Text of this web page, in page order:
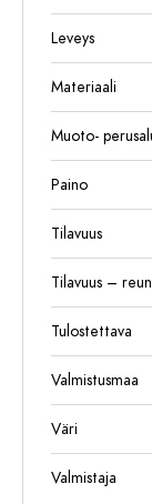
Leveys
Materiaali
Muoto-
Paino
Tilavuus
Tilavuus –
Tulostettava
Valmistusmaa
Väri
Valmistaja